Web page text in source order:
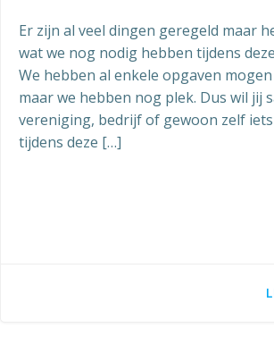
Er zijn al veel dingen geregeld maar
wat we nog nodig hebben tijdens
We hebben al enkele opgaven
maar we hebben nog plek. Dus wil jij
vereniging, bedrijf of gewoon zelf
tijdens deze […]